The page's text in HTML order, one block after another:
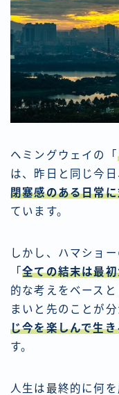
ヘミングウェイの「
は、昨日と同じ今
閉塞感のある日常
ています。
しかし、ハマショ
「全ての結末は最
的な考えをベース
まいと先のことが
じ今を楽しんで生き
す。
人生は最終的に何